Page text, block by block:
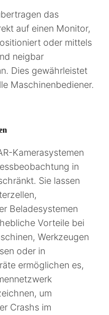
das
auf einen Monitor,
oder mittels
neigbar
Dies gewährleistet
Maschinenbediener.
Kamerasystemen
in
Sie lassen
Beladesystemen
Vorteile bei
Werkzeugen
oder in
ermöglichen es,
um
Crashs im